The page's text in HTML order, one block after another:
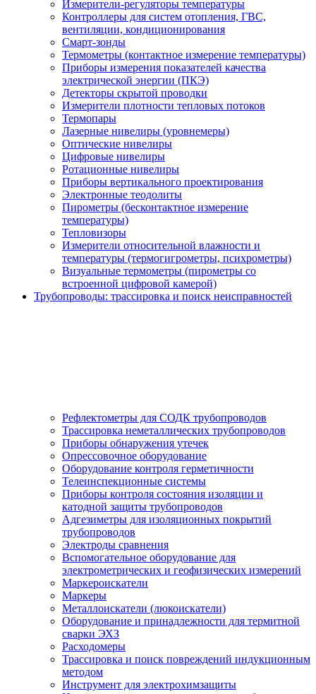
Измерители-регуляторы температуры
Контроллеры для систем отопления, ГВС,
вентиляции, кондиционирования
Смарт-зонды
Термометры (контактное измерение температуры)
Приборы измерения показателей качества
электрической энергии (ПКЭ)
Детекторы скрытой проводки
Измерители плотности тепловых потоков
Термопары
Лазерные нивелиры (уровнемеры)
Оптические нивелиры
Цифровые нивелиры
Ротационные нивелиры
Приборы вертикального проектирования
Электронные теодолиты
Пирометры (бесконтактное измерение
температуры)
Тепловизоры
Измерители относительной влажности и
температуры (термогигрометры, психрометры)
Визуальные термометры (пирометры со
встроенной цифровой камерой)
Трубопроводы: трассировка и поиск неисправностей
Рефлектометры для СОДК трубопроводов
Трассировка неметаллических трубопроводов
Приборы обнаружения утечек
Опрессовочное оборудование
Оборудование контроля герметичности
Телеинспекционные системы
Приборы контроля состояния изоляции и
катодной защиты трубопроводов
Адгезиметры для изоляционных покрытий
трубопроводов
Электроды сравнения
Вспомогательное оборудование для
электрометрических и геофизических измерений
Маркероискатели
Маркеры
Металлоискатели (люкоискатели)
Оборудование и принадлежности для термитной
сварки ЭХЗ
Расходомеры
Трассировка и поиск повреждений индукционным
методом
Инструмент для электрохимзащиты